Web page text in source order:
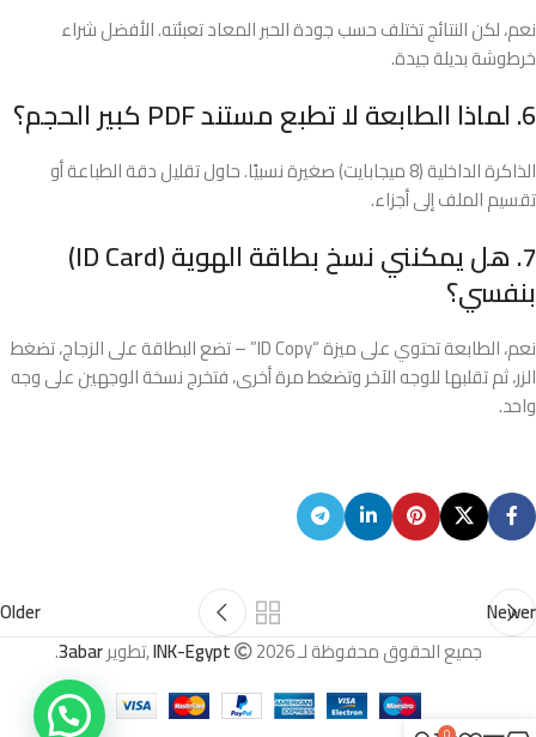
نعم، لكن النتائج تختلف حسب جودة الحبر المعاد تعبئته. الأفضل شراء
خرطوشة بديلة جيدة.
6. لماذا الطابعة لا تطبع مستند PDF كبير الحجم؟
الذاكرة الداخلية (8 ميجابايت) صغيرة نسبيًا. حاول تقليل دقة الطباعة أو
تقسيم الملف إلى أجزاء.
7. هل يمكنني نسخ بطاقة الهوية (ID Card)
بنفسي؟
نعم، الطابعة تحتوي على ميزة “ID Copy” – تضع البطاقة على الزجاج، تضغط
الزر، ثم تقلبها للوجه الآخر وتضغط مرة أخرى، فتخرج نسخة الوجهين على وجه
واحد.
Newer
Older
جميع الحقوق محفوظة لـ
INK-Egypt 2026 ,تطوير 3abar
.